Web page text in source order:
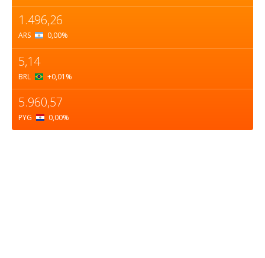
1.496,26
ARS 0,00%
5,14
BRL +0,01 %
5.960,57
PYG 0,00%